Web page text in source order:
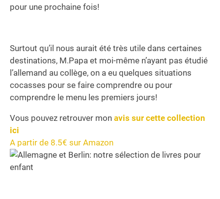
pour une prochaine fois!
Surtout qu’il nous aurait été très utile dans certaines
destinations, M.Papa et moi-même n’ayant pas étudié
l’allemand au collège, on a eu quelques situations
cocasses pour se faire comprendre ou pour
comprendre le menu les premiers jours!
Vous pouvez retrouver mon avis sur cette collection
ici
A partir de 8.5€ sur Amazon